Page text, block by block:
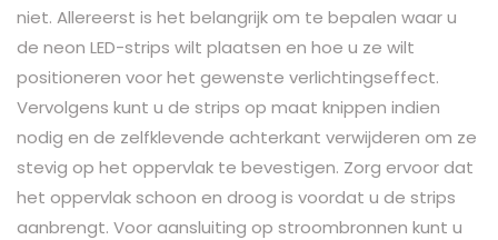
niet. Allereerst is het belangrijk om te bepalen waar u
de neon LED-strips wilt plaatsen en hoe u ze wilt
positioneren voor het gewenste verlichtingseffect.
Vervolgens kunt u de strips op maat knippen indien
nodig en de zelfklevende achterkant verwijderen om ze
stevig op het oppervlak te bevestigen. Zorg ervoor dat
het oppervlak schoon en droog is voordat u de strips
aanbrengt. Voor aansluiting op stroombronnen kunt u